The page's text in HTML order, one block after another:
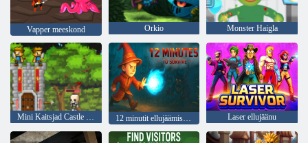
Vapper meeskond Orkio Monster Haigla
Mini Kaitsjad Castle Defense 12 minutit ellujäämiseks Laser ellujäänu